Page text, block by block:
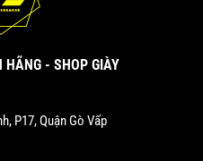
HÃNG - SHOP GIÀY
P17, Quận Gò Vấp